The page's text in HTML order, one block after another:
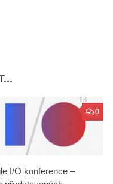
0
I/O konference –